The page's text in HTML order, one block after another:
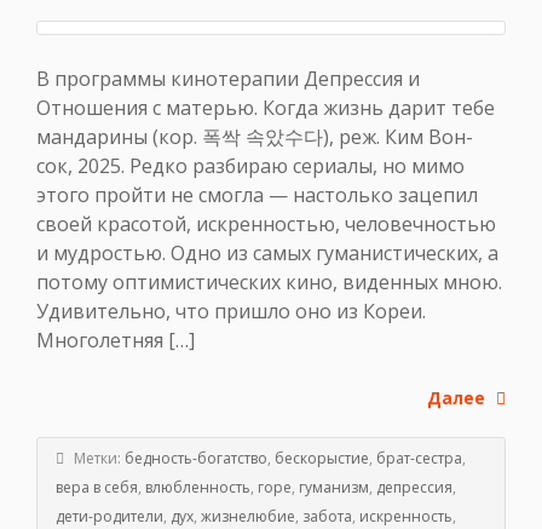
В программы кинотерапии Депрессия и
Отношения с матерью. Когда жизнь дарит тебе
мандарины (кор. 폭싹 속았수다), реж. Ким Вон-
сок, 2025. Редко разбираю сериалы, но мимо
этого пройти не смогла — настолько зацепил
своей красотой, искренностью, человечностью
и мудростью. Одно из самых гуманистических, а
потому оптимистических кино, виденных мною.
Удивительно, что пришло оно из Кореи.
Многолетняя […]
Далее
Метки: бедность-богатство, бескорыстие, брат-сестра,
вера в себя, влюбленность, горе, гуманизм, депрессия,
дети-родители, дух, жизнелюбие, забота, искренность,